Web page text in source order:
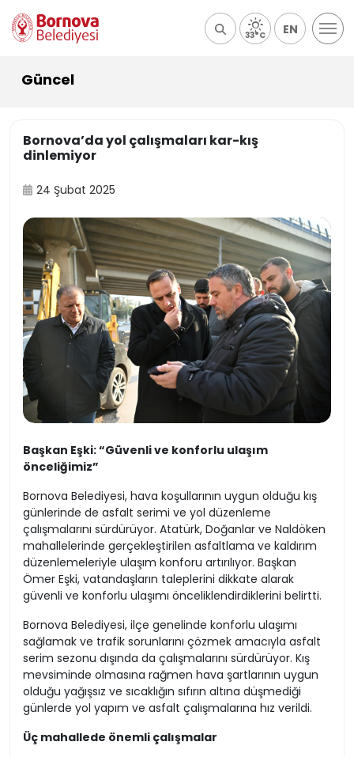
33°C EN
Güncel
Bornova’da yol çalışmaları kar-kış
dinlemiyor
24 Şubat 2025
Başkan Eşki: “Güvenli ve konforlu ulaşım
önceliğimiz”
Bornova Belediyesi, hava koşullarının uygun olduğu kış
günlerinde de asfalt serimi ve yol düzenleme
çalışmalarını sürdürüyor. Atatürk, Doğanlar ve Naldöken
mahallelerinde gerçekleştirilen asfaltlama ve kaldırım
düzenlemeleriyle ulaşım konforu artırılıyor. Başkan
Ömer Eşki, vatandaşların taleplerini dikkate alarak
güvenli ve konforlu ulaşımı önceliklendirdiklerini belirtti.
Bornova Belediyesi, ilçe genelinde konforlu ulaşımı
sağlamak ve trafik sorunlarını çözmek amacıyla asfalt
serim sezonu dışında da çalışmalarını sürdürüyor. Kış
mevsiminde olmasına rağmen hava şartlarının uygun
olduğu yağışsız ve sıcaklığın sıfırın altına düşmediği
günlerde yol yapım ve asfalt çalışmalarına hız verildi.
Üç mahallede önemli çalışmalar